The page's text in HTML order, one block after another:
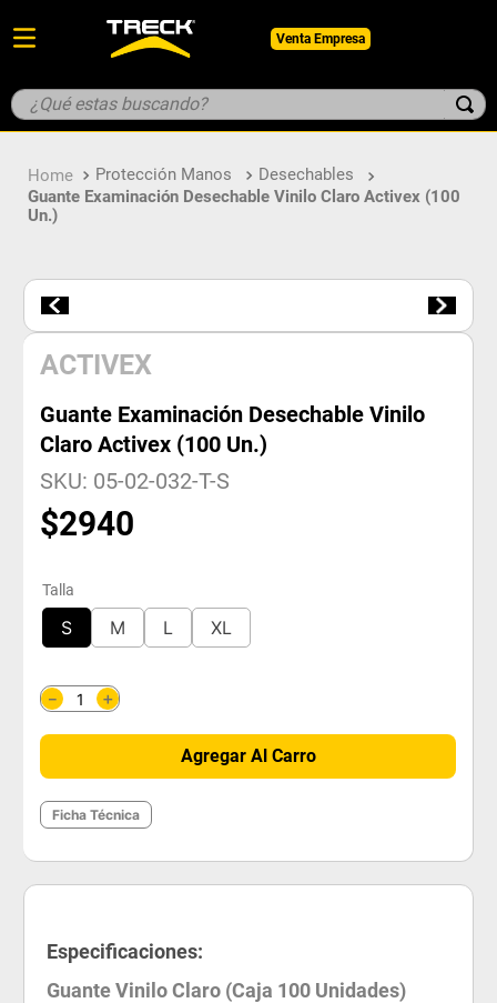
Venta Empresa
¿Qué estas buscando?
Protección Manos
Desechables
Guante Examinación Desechable Vinilo Claro Activex (100
Un.)
ACTIVEX
Guante Examinación Desechable Vinilo
Claro Activex (100 Un.)
SKU: 05-02-032-T-S
$2940
Talla
S M L XL
＋
－
Agregar Al Carro
Ficha Técnica
Especificaciones:
Guante Vinilo Claro (Caja 100 Unidades)
1. botin
5. casco